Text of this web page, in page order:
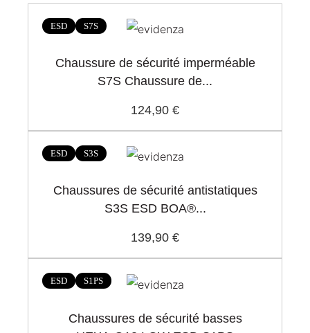
ESD S7S
Chaussure de sécurité imperméable
S7S Chaussure de...
124,90 €
ESD S3S
Chaussures de sécurité antistatiques
S3S ESD BOA®...
139,90 €
ESD S1PS
Chaussures de sécurité basses